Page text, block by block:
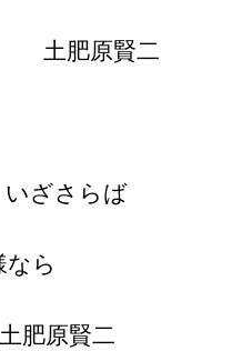
二
ざさらば
ら
賢二